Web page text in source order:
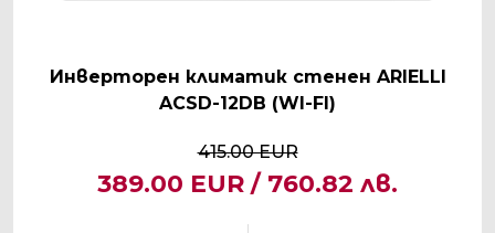
Инверторен климатик стенен ARIELLI
ACSD-12DB (WI-FI)
415.00 EUR
389.00 EUR / 760.82 лв.